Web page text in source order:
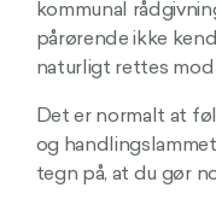
kommunal
pårørende ikke
naturligt rettes
Det er normalt at
og
tegn på, at du gør